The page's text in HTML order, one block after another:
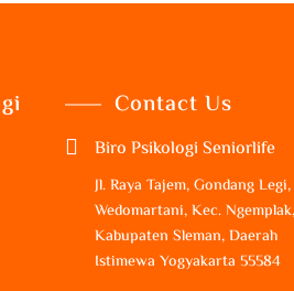
Contact Us
 Biro Psikologi Seniorlife
Jl. Raya Tajem, Gondang Legi,
Wedomartani, Kec.
Kabupaten Sleman, Daerah
Istimewa Yogyakarta 55584